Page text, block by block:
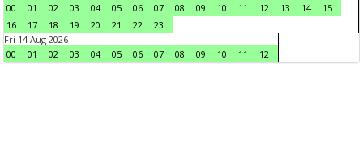
00
01 02 03 04 05 06 07 08 09 10 11 12 13 14
15
16
17 18 19 20 21 22
23
Fri 14 Aug 2026
00
01 02 03 04 05 06 07 08 09 10 11 12